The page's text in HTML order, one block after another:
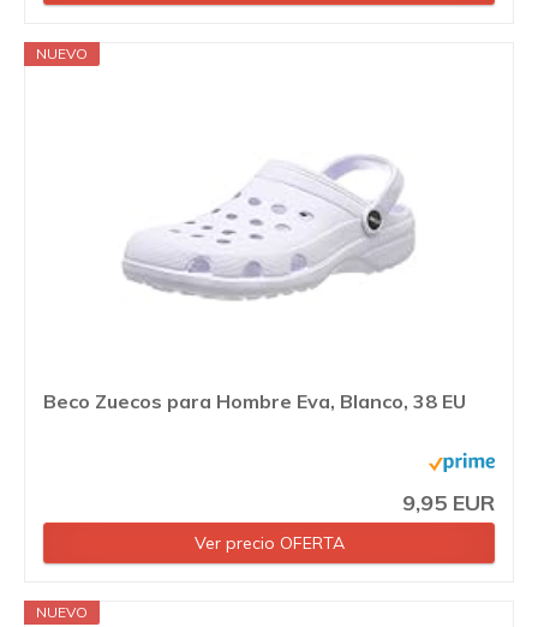
NUEVO
Beco Zuecos para Hombre Eva, Blanco, 38 EU
9,95 EUR
Ver precio OFERTA
NUEVO